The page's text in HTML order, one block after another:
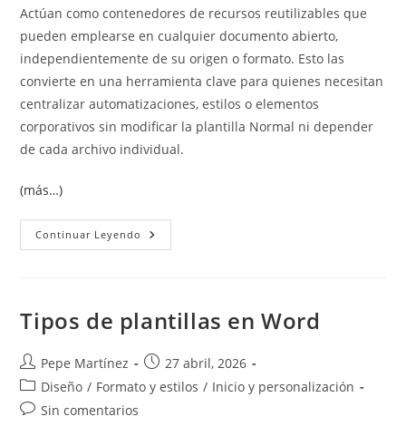
Actúan como contenedores de recursos reutilizables que
pueden emplearse en cualquier documento abierto,
independientemente de su origen o formato. Esto las
convierte en una herramienta clave para quienes necesitan
centralizar automatizaciones, estilos o elementos
corporativos sin modificar la plantilla Normal ni depender
de cada archivo individual.
(más…)
Continuar Leyendo Plantillas
Globales
Para
Tipos de plantillas en Word
Autor
de
la
entrada:
Pepe Martínez
Publicación
de
la
27 abril, 2026
Categoría
de
Diseño / Formato y estilos / Inicio y personalización
Comentarios
Sin comentarios